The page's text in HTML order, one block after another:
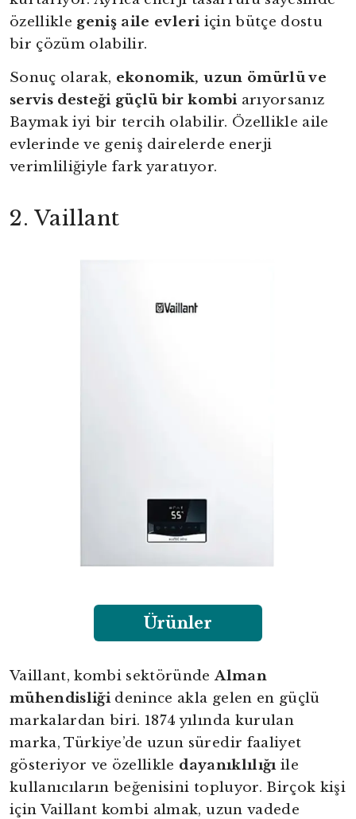
özellikle geniş aile evleriiçin bütçe dostu
bir çözüm olabilir.
Sonuç olarak, ekonomik, uzun ömürlü ve
servis desteği güçlü bir kombiarıyorsanız
Baymak iyi bir tercih olabilir. Özellikle aile
evlerinde ve geniş dairelerde enerji
verimliliğiyle fark yaratıyor.
2. Vaillant
Ürünler
Vaillant, kombi sektöründeAlman
mühendisliğidenince akla gelen en güçlü
markalardan biri. 1874 yılında kurulan
marka, Türkiye’de uzun süredir faaliyet
gösteriyor ve özellikle dayanıklılığıile
kullanıcıların beğenisini topluyor. Birçok kişi
için Vaillant kombi almak, uzun vadede